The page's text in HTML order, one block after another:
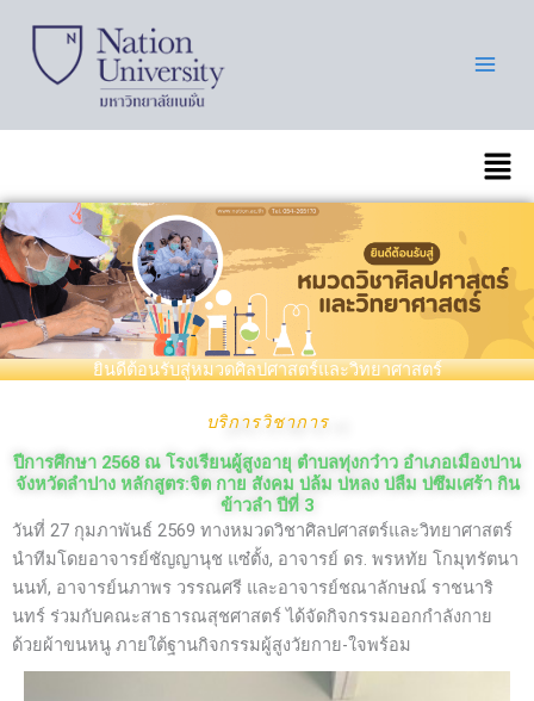
content
เมนู
ยินดีต้อนรับสู่หมวดศิลปศาสตร์และวิทยาศาสตร์
บริการวิชาการ
ปีการศึกษา 2568 ณ โรงเรียนผู้สูงอายุ ตำบลทุ่งกว๋าว อำเภอเมืองปาน
จังหวัดลำปาง หลักสูตร:จิต กาย สังคม บ่ล้ม บ่หลง บ่ลืม บ่ซึมเศร้า กิน
ข้าวลำ ปีที่ 3
วันที่ 27 กุมภาพันธ์ 2569 ทางหมวดวิชาศิลปศาสตร์และวิทยาศาสตร์
นำทีมโดยอาจารย์ชัญญานุช แซ๋ตั้ง, อาจารย์ ดร. พรหทัย โกมุทรัตนา
นนท์, อาจารย์นภาพร วรรณศรี และอาจารย์ชณาลักษณ์ ราชนาริ
นทร์ ร่วมกับคณะสาธารณสุชศาสตร์ ได้จัดกิจกรรมออกกำลังกาย
ด้วยผ้าขนหนู ภายใต้ฐานกิจกรรมผู้สูงวัยกาย-ใจพร้อม